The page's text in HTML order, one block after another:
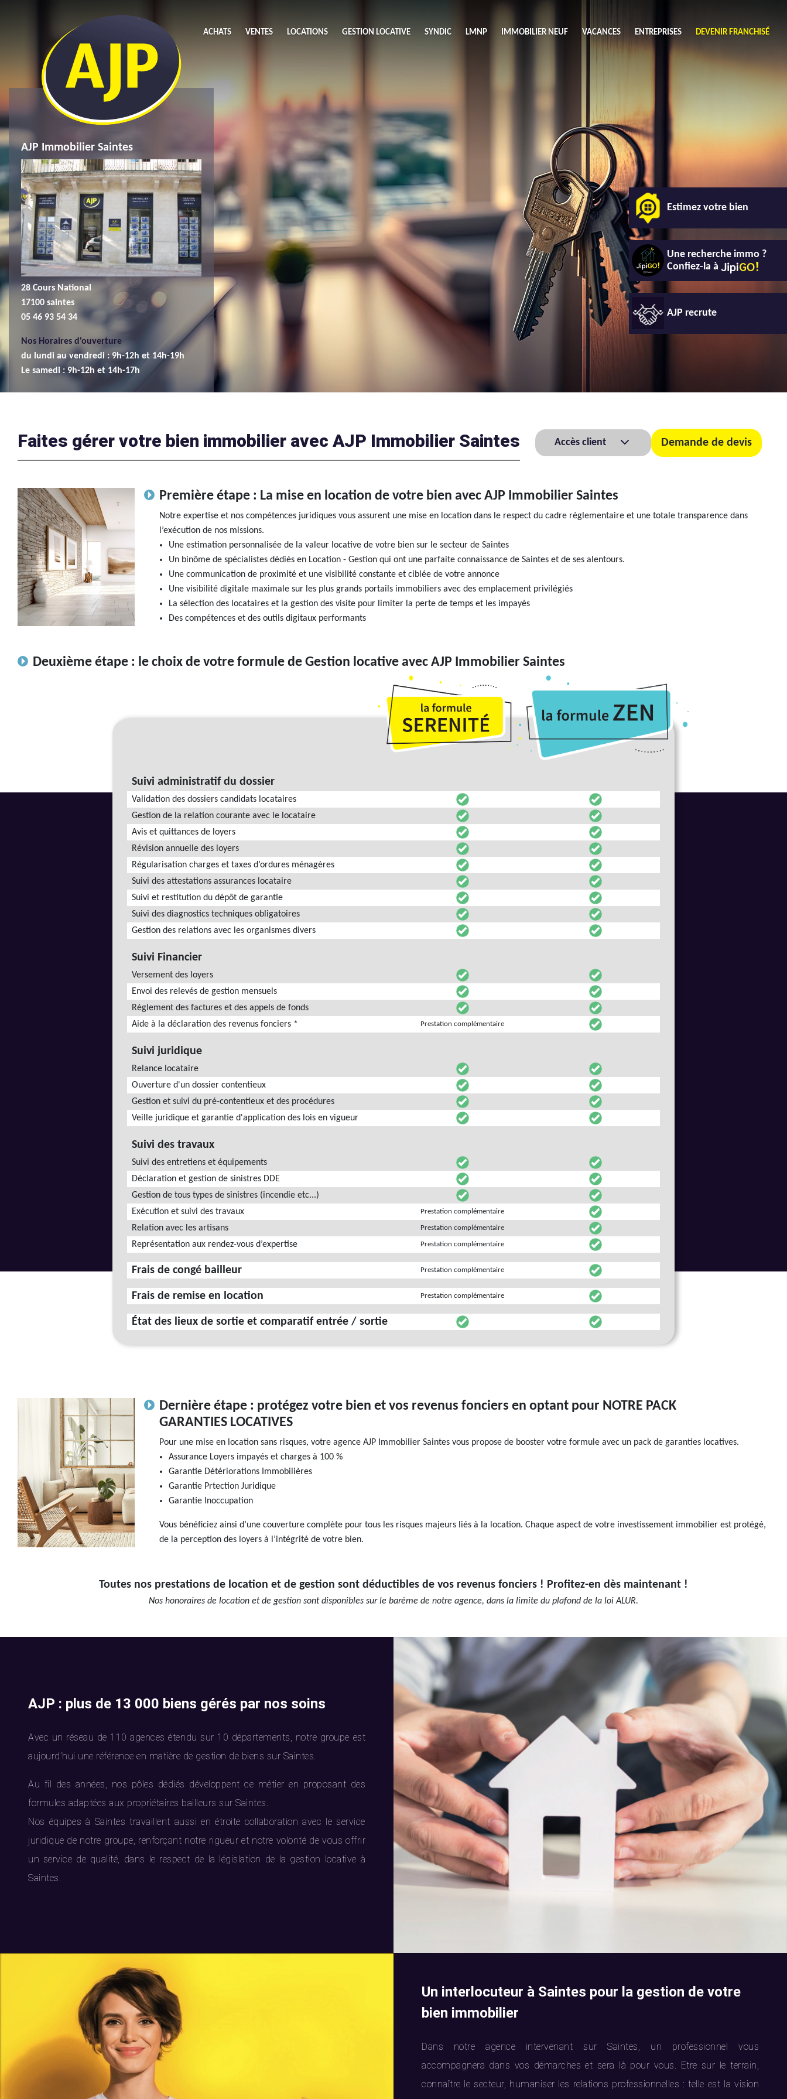
ACHATS VENTES LOCATIONS GESTION LOCATIVE SYNDIC LMNP IMMOBILIER NEUF VACANCES ENTREPRISES DEVENIR FRANCHISÉ
Maison
Nombre de chambres mini
4 plus
Surface habitable mini
m²
AJP Immobilier Saintes
28 Cours National
17100 saintes
05 46 93 54 34
Nos Horaires d'ouverture
du lundi au vendredi : 9h-12h et 14h-19h
Le samedi : 9h-12h et 14h-17h
Estimez votre bien
Une recherche immo ?
Confiez-la à
AJP recrute
Faites gérer votre bien immobilier avec AJP Immobilier Saintes Accès client Demande de devis
Première étape : La mise en location de votre bien avec AJP Immobilier Saintes
Notre expertise et nos compétences juridiques vous assurent une mise en location dans le respect du cadre réglementaire et une totale transparence dans
l’exécution de nos missions.
Une estimation personnalisée de la valeur locative de votre bien sur le secteur de Saintes
Un binôme de spécialistes dédiés en Location - Gestion qui ont une parfaite connaissance de Saintes et de ses alentours.
Une communication de proximité et une visibilité constante et ciblée de votre annonce
Une visibilité digitale maximale sur les plus grands portails immobiliers avec des emplacement privilégiés
La sélection des locataires et la gestion des visite pour limiter la perte de temps et les impayés
Des compétences et des outils digitaux performants
Deuxième étape : le choix de votre formule de Gestion locative avec AJP Immobilier Saintes
Suivi administratif du dossier
Validation des dossiers candidats locataires
Gestion de la relation courante avec le locataire
Avis et quittances de loyers
Révision annuelle des loyers
Régularisation charges et taxes d’ordures ménagères
Suivi des attestations assurances locataire
Suivi et restitution du dépôt de garantie
Suivi des diagnostics techniques obligatoires
Gestion des relations avec les organismes divers
Suivi Financier
Versement des loyers
Envoi des relevés de gestion mensuels
Règlement des factures et des appels de fonds
Aide à la déclaration des revenus fonciers *
Prestation complémentaire
Suivi juridique
Relance locataire
Ouverture d'un dossier contentieux
Gestion et suivi du pré-contentieux et des procédures
Veille juridique et garantie d'application des lois en vigueur
Suivi des travaux
Suivi des entretiens et équipements
Déclaration et gestion de sinistres DDE
Gestion de tous types de sinistres (incendie etc...)
Exécution et suivi des travaux
Prestation complémentaire
Relation avec les artisans Prestation complémentaire
Représentation aux rendez-vous d’expertise Prestation complémentaire
Frais de congé bailleur Prestation complémentaire
Frais de remise en location Prestation complémentaire
État des lieux de sortie et comparatif entrée / sortie
Dernière étape : protégez votre bien et vos revenus fonciers en optant pour NOTRE PACK
GARANTIES LOCATIVES
Pour une mise en location sans risques, votre agence AJP Immobilier Saintes vous propose de booster votre formule avec un pack de garanties locatives.
Assurance Loyers impayés et charges à 100 %
Garantie Détériorations Immobilières
Garantie Prtection Juridique
Garantie Inoccupation
Vous bénéficiez ainsi d’une couverture complète pour tous les risques majeurs liés à la location. Chaque aspect de votre investissement immobilier est protégé,
de la perception des loyers à l’intégrité de votre bien.
Toutes nos prestations de location et de gestion sont déductibles de vos revenus fonciers ! Profitez-en dès maintenant !
Nos honoraires de location et de gestion sont disponibles sur le barème de notre agence, dans la limite du plafond de la loi ALUR.
AJP : plus de 13 000 biens gérés par nos soins
Avec un réseau de 110 agences étendu sur 10 départements, notre groupe est
aujourd’hui une référence en matière de gestion de biens sur Saintes.
Au fil des années, nos pôles dédiés développent ce métier en proposant des
formules adaptées aux propriétaires bailleurs sur Saintes.
Nos équipes à Saintes travaillent aussi en étroite collaboration avec le service
juridique de notre groupe, renforçant notre rigueur et notre volonté de vous offrir
un service de qualité, dans le respect de la législation de la gestion locative à
Saintes.
Un interlocuteur à Saintes pour la gestion de votre
bien immobilier
Dans notre agence intervenant sur Saintes, un professionnel vous
accompagnera dans vos démarches et sera là pour vous. Etre sur le terrain,
connaître le secteur, humaniser les relations professionnelles : telle est la vision